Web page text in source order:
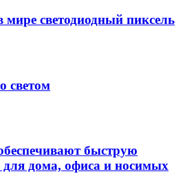
светодиодный пиксель
светом
быструю
для дома, офиса и носимых